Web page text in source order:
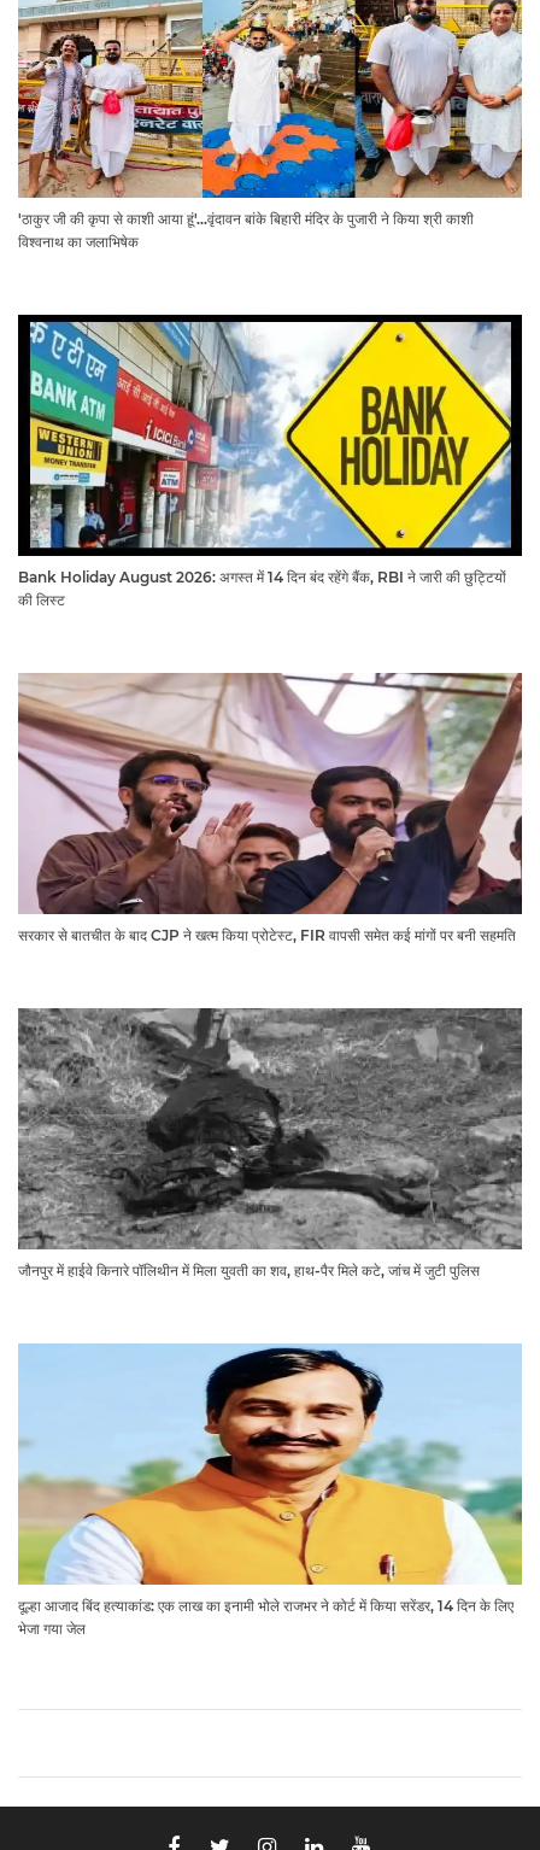
'ठाकुर जी की कृपा से काशी आया हूं'...वृंदावन बांके बिहारी मंदिर के पुजारी ने किया श्री काशी
विश्वनाथ का जलाभिषेक
Bank Holiday August 2026: अगस्त में 14 दिन बंद रहेंगे बैंक, RBI ने जारी की छुट्टियों
की लिस्ट​​​​​​​
सरकार से बातचीत के बाद CJP ने खत्म किया प्रोटेस्ट, FIR वापसी समेत कई मांगों पर बनी सहमति
जौनपुर में हाईवे किनारे पॉलिथीन में मिला युवती का शव, हाथ-पैर मिले कटे, जांच में जुटी पुलिस
दूल्हा आजाद बिंद हत्याकांड: एक लाख का इनामी भोले राजभर ने कोर्ट में किया सरेंडर, 14 दिन के लिए
भेजा गया जेल